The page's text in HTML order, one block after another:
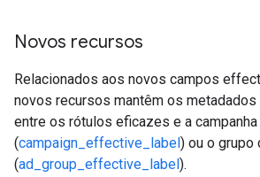
Novos recursos
Relacionados aos novos campos
novos recursos mantêm os
entre os rótulos eficazes e a campanha
(campaign_effective_label) ou o grupo
(ad_group_effective_label).